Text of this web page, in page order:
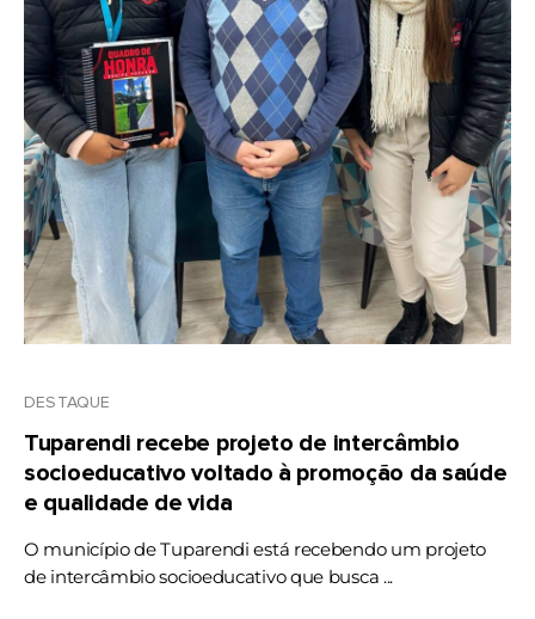
DESTAQUE
Tuparendi recebe projeto de intercâmbio
socioeducativo voltado à promoção da saúde
e qualidade de vida
O município de Tuparendi está recebendo um projeto
de intercâmbio socioeducativo que busca ...